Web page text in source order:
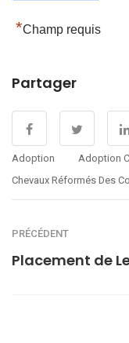
*Champ requis
Partager
Adoption Adoption
Chevaux Réformés Des
PRÉCÉDENT
Placement de